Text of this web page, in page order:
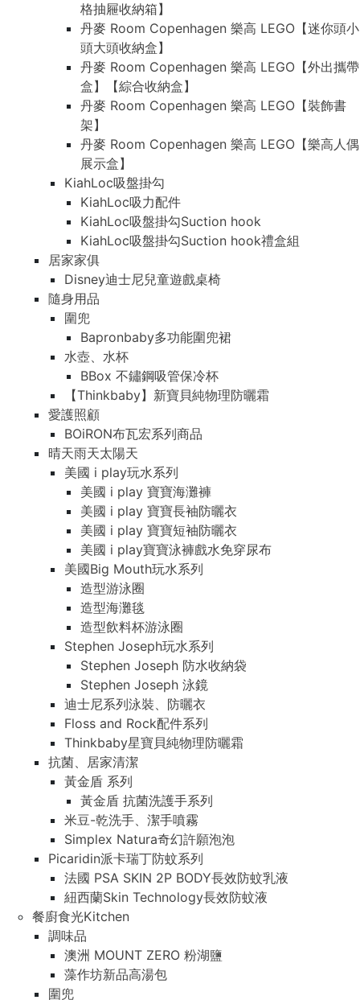
格抽屜收納箱】
丹麥 Room Copenhagen 樂高 LEGO【迷你頭小
頭大頭收納盒】
丹麥 Room Copenhagen 樂高 LEGO【外出攜帶
盒】【綜合收納盒】
丹麥 Room Copenhagen 樂高 LEGO【裝飾書
架】
丹麥 Room Copenhagen 樂高 LEGO【樂高人偶
展示盒】
KiahLoc吸盤掛勾
KiahLoc吸力配件
KiahLoc吸盤掛勾Suction hook
KiahLoc吸盤掛勾Suction hook禮盒組
居家家俱
Disney迪士尼兒童遊戲桌椅
隨身用品
圍兜
Bapronbaby多功能圍兜裙
水壺、水杯
BBox 不鏽鋼吸管保冷杯
【Thinkbaby】新寶貝純物理防曬霜
愛護照顧
BOiRON布瓦宏系列商品
晴天雨天太陽天
美國 i play玩水系列
美國 i play 寶寶海灘褲
美國 i play 寶寶長袖防曬衣
美國 i play 寶寶短袖防曬衣
美國 i play寶寶泳褲戲水免穿尿布
美國Big Mouth玩水系列
造型游泳圈
造型海灘毯
造型飲料杯游泳圈
Stephen Joseph玩水系列
Stephen Joseph 防水收納袋
Stephen Joseph 泳鏡
迪士尼系列泳裝、防曬衣
Floss and Rock配件系列
Thinkbaby星寶貝純物理防曬霜
抗菌、居家清潔
黃金盾 系列
黃金盾 抗菌洗護手系列
米豆-乾洗手、潔手噴霧
Simplex Natura奇幻許願泡泡
Picaridin派卡瑞丁防蚊系列
法國 PSA SKIN 2P BODY長效防蚊乳液
紐西蘭Skin Technology長效防蚊液
餐廚食光Kitchen
調味品
澳洲 MOUNT ZERO 粉湖鹽
藻作坊新品高湯包
圍兜